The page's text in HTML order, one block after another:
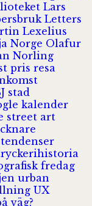
Lars
Letters
Lexelius
Norge Olafur
Norling
pris resa
stad
kalender
street art
tendenser
fredag
urban
UX
väg?